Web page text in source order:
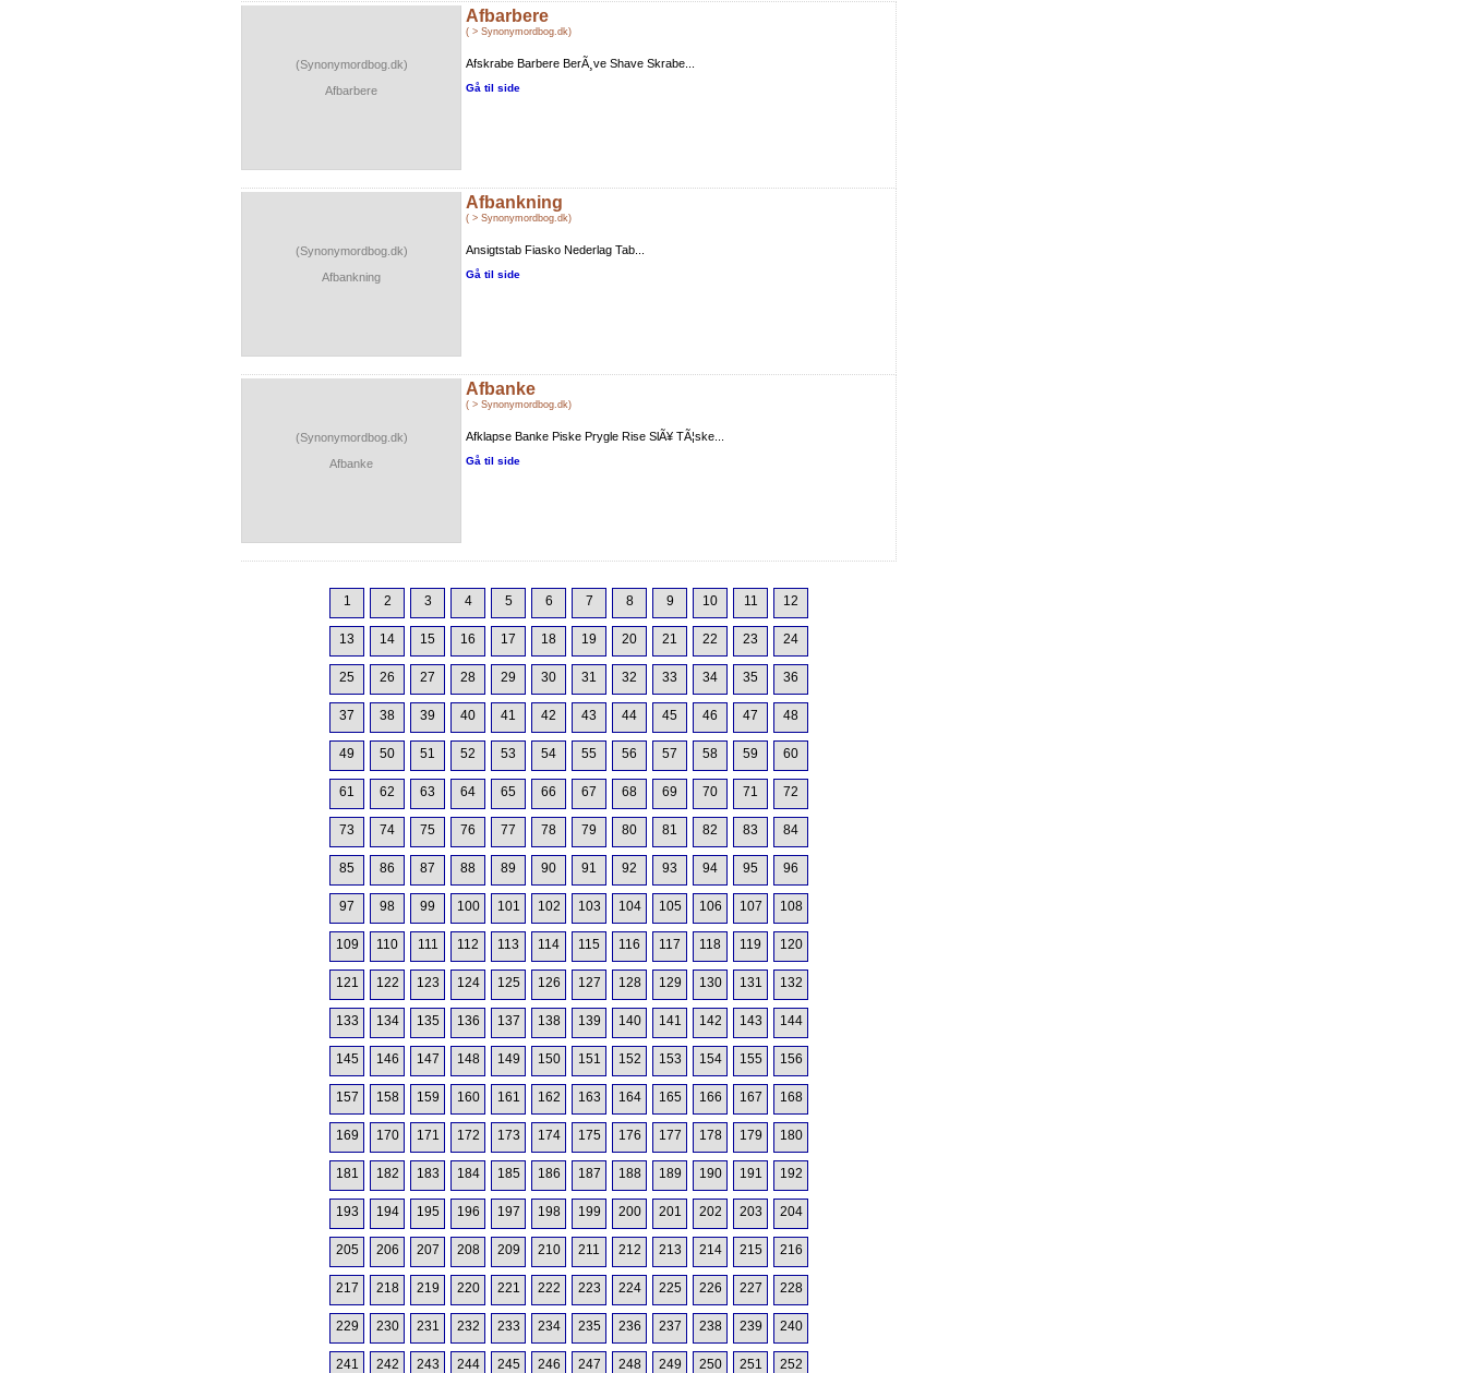
(Synonymordbog.dk)
Afbarbere
Afbarbere
( > Synonymordbog.dk)
Afskrabe Barbere BerÃ¸ve Shave Skrabe...
Gå til side
(Synonymordbog.dk)
Afbankning
Afbankning
( > Synonymordbog.dk)
Ansigtstab Fiasko Nederlag Tab...
Gå til side
(Synonymordbog.dk)
Afbanke
Afbanke
( > Synonymordbog.dk)
Afklapse Banke Piske Prygle Rise SlÃ¥ TÃ¦ske...
Gå til side
1 2 3 4 5 6 7 8 9 10 11 12
13 14 15 16 17 18 19 20 21 22 23 24
25 26 27 28 29 30 31 32 33 34 35 36
37 38 39 40 41 42 43 44 45 46 47 48
49 50 51 52 53 54 55 56 57 58 59 60
61 62 63 64 65 66 67 68 69 70 71 72
73 74 75 76 77 78 79 80 81 82 83 84
85 86 87 88 89 90 91 92 93 94 95 96
97 98 99 100 101 102 103 104 105 106 107 108
109 110 111 112 113 114 115 116 117 118 119 120
121 122 123 124 125 126 127 128 129 130 131 132
133 134 135 136 137 138 139 140 141 142 143 144
145 146 147 148 149 150 151 152 153 154 155 156
157 158 159 160 161 162 163 164 165 166 167 168
169 170 171 172 173 174 175 176 177 178 179 180
181 182 183 184 185 186 187 188 189 190 191 192
193 194 195 196 197 198 199 200 201 202 203 204
205 206 207 208 209 210 211 212 213 214 215 216
217 218 219 220 221 222 223 224 225 226 227 228
229 230 231 232 233 234 235 236 237 238 239 240
241 242 243 244 245 246 247 248 249 250 251 252